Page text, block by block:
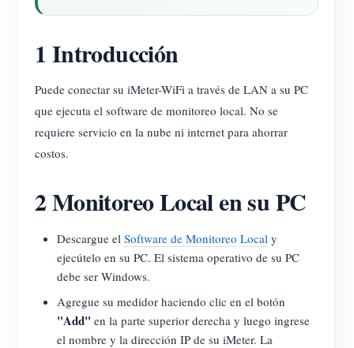
Actividades IAMMETER
Explorar sitios
Ranking FV
Sobre nosotros
1 Introducción
Puede conectar su iMeter-WiFi a través de LAN a su PC
que ejecuta el software de monitoreo local. No se
requiere servicio en la nube ni internet para ahorrar
costos.
2 Monitoreo Local en su PC
Descargue el Software de Monitoreo Local y
ejecútelo en su PC. El sistema operativo de su PC
debe ser Windows.
Agregue su medidor haciendo clic en el botón
"Add" en la parte superior derecha y luego ingrese
el nombre y la dirección IP de su iMeter. La